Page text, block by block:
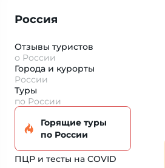
Россия
Отзывы туристов
о России
Города и курорты
России
Туры
по России
Горящие туры
по России
ПЦР и тесты на COVID